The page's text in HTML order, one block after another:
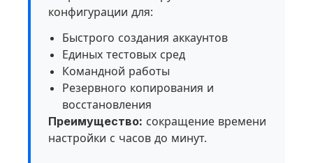
конфигурации для:
Быстрого создания аккаунтов
Единых тестовых сред
Командной работы
Резервного копирования и
восстановления
Преимущество: сокращение времени
настройки с часов до минут.